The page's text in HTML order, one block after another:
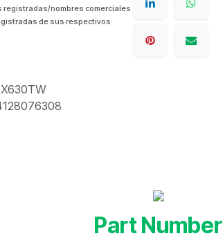
registradas/nombres comerciales
de sus respectivos
Part Number